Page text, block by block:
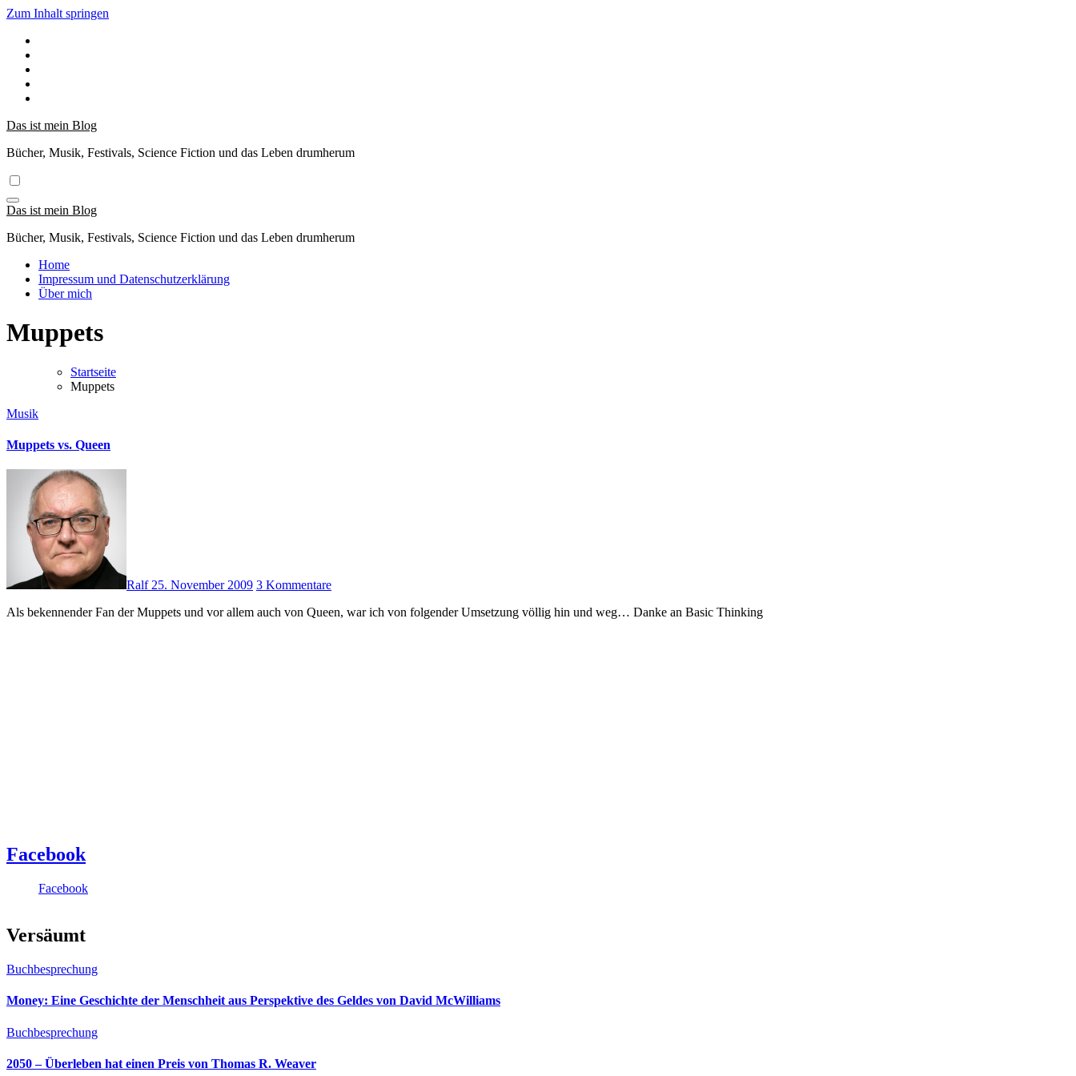
Zum Inhalt springen
Das ist mein Blog
Bücher, Musik, Festivals, Science Fiction und das Leben drumherum
Das ist mein Blog
Bücher, Musik, Festivals, Science Fiction und das Leben drumherum
Home
Impressum und Datenschutzerklärung
Über mich
Muppets
Startseite
Muppets
Musik
Muppets vs. Queen
Ralf25. November 2009 3 Kommentare
Als bekennender Fan der Muppets und vor allem auch von Queen, war ich von folgender Umsetzung völlig hin und weg… Danke an Basic Thinking
Facebook
Facebook
Versäumt
Buchbesprechung
Money: Eine Geschichte der Menschheit aus Perspektive des Geldes von David McWilliams
Buchbesprechung
2050 – Überleben hat einen Preis von Thomas R. Weaver